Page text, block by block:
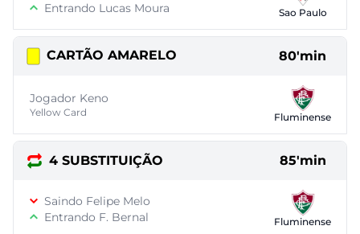
Entrando Lucas Moura
Sao Paulo
CARTÃO AMARELO 80'min
Jogador Keno
Yellow Card Fluminense
4 SUBSTITUIÇÃO 85'min
Saindo Felipe Melo
Entrando F. Bernal
Fluminense